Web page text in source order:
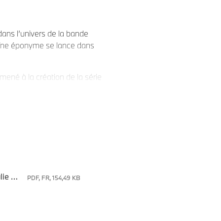
l’univers de la bande
éponyme se lance dans
à la création de la série
de l’illustre Michel
quelques années
Claudi Stassi ont travaillé
futur et ont, d’ores et déjà,
BMW Motorrad France présente la BMW R 12 Julie Wood_ édition limitée à 15 exemplaires_ inspirée de l_héroïne éponyme
PDF, FR, 154,49 KB